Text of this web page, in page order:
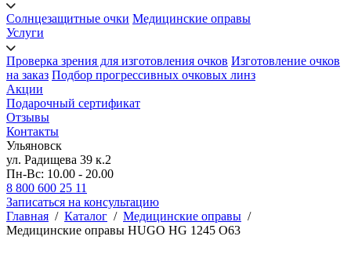
Солнцезащитные очки Медицинские оправы
Услуги
Проверка зрения для изготовления очков Изготовление очков
на заказ Подбор прогрессивных очковых линз
Акции
Подарочный сертификат
Отзывы
Контакты
Ульяновск
ул. Радищева 39 к.2
Пн-Вс: 10.00 - 20.00
8 800 600 25 11
Записаться на консультацию
Главная / Каталог / Медицинские оправы /
Медицинские оправы HUGO HG 1245 O63